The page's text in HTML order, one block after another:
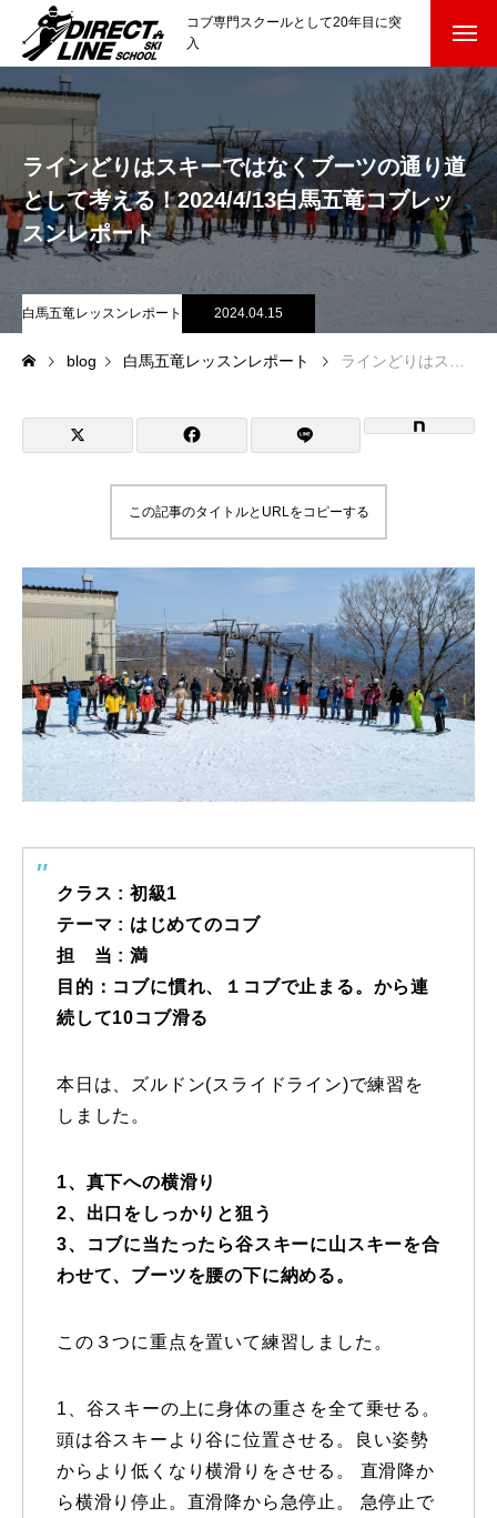
コブ専門スクールとして20年目に突
入
スクールについて知る Directline Ski School
コンセプトと開催スキー場
参加までの流れ
レッスン料金
参加費のお支払い
各会場の集合場所
スキー場から選ぶ Ski Area
鷲ヶ岳＆高鷲スノーパーク
宮城山形
白馬五竜FA
レッスンテーマから選ぶ Lesson Theme
初級2
中級1
中級2
インストラクター募集
インストラクター一覧
よくある質問 FAQ
レッスン内容について
ラインどりはスキーではなくブーツの通り道
として考える！2024/4/13白馬五竜コブレッ
スンレポート
白馬五竜レッスンレポート 2024.04.15
blog 白馬五竜レッスンレポート ラインどりはスキーではなくブーツの通り道として考える！2024/4/13白馬五竜コブレッスンレポート
この記事のタイトルとURLをコピーする
クラス : 初級1
テーマ : はじめてのコブ
担 当 : 満
目的：コブに慣れ、１コブで止まる。から連
続して10コブ滑る
本日は、ズルドン(スライドライン)で練習を
しました。
1、真下への横滑り
2、出口をしっかりと狙う
3、コブに当たったら谷スキーに山スキーを合
わせて、ブーツを腰の下に納める。
この３つに重点を置いて練習しました。
1、谷スキーの上に身体の重さを全て乗せる。
頭は谷スキーより谷に位置させる。良い姿勢
からより低くなり横滑りをさせる。 直滑降か
ら横滑り停止。直滑降から急停止。 急停止で